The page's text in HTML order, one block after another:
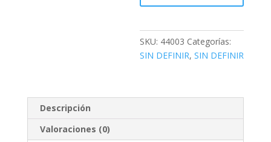
SKU: 44003 Categorías:
SIN DEFINIR,SIN DEFINIR
Descripción
Valoraciones (0)